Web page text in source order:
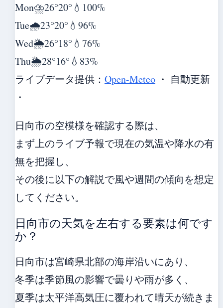
Mon⛈️26°20° 💧100%
Tue🌧️23°20° 💧96%
Wed🌦️26°18° 💧76%
Thu🌦️28°16° 💧83%
ライブデータ提供： Open-Meteo ・ 自動更新
・
日向市の空模様を確認する際は、
まず上のライブ予報で現在の気温や降水の有
無を把握し、
その後に以下の解説で風や週間の傾向を想定
してください。
日向市の天気を左右する要素は何です
か？
日向市は宮崎県北部の海岸沿いにあり、
冬季は季節風の影響で曇りや雨が多く、
夏季は太平洋高気圧に覆われて晴天が続きま